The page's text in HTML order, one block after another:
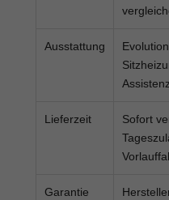
Ausstattung
Lieferzeit
Sofort
Garantie